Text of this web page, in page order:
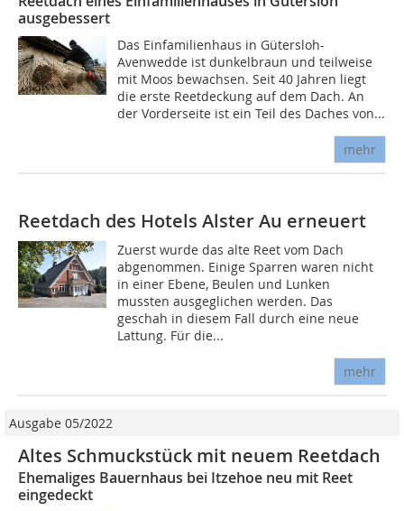
ausgebessert
Das Einfamilienhaus in Gütersloh-
Avenwedde ist dunkelbraun und teilweise
mit Moos bewachsen. Seit 40 Jahren liegt
die erste Reetdeckung auf dem Dach. An
der Vorderseite ist ein Teil des Daches von...
mehr
Reetdach des Hotels Alster Au erneuert
Zuerst wurde das alte Reet vom Dach
abgenommen. Einige Sparren waren nicht
in einer Ebene, Beulen und Lunken
mussten ausgeglichen werden. Das
geschah in diesem Fall durch eine neue
Lattung. Für die...
mehr
Ausgabe 05/2022
Altes Schmuckstück mit neuem Reetdach
Ehemaliges Bauernhaus bei Itzehoe neu mit Reet
eingedeckt